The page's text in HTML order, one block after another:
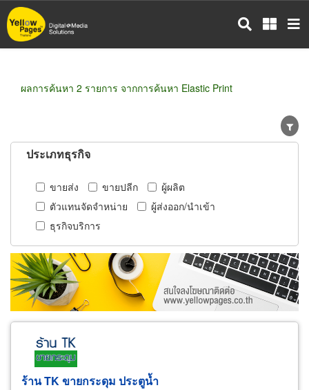
ข้าม
ไป
ผลการค้นหา 2 รายการ จากการค้นหา Elastic Print
ประเภทธุรกิจ
ขายส่ง ขายปลีก
ผู้ผลิต
ตัวแทนจัดจำหน่าย
ผู้ส่งออก/นำเข้า
ธุรกิจบริการ
ร้าน TK ขายกระดุม ประตูน้ำ